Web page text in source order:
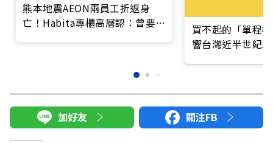
熊本地震AEON兩員工折返身
亡！Habita專櫃高層認：曾要求
買不起的「單程
響台灣近半世紀
加好友 關注FB